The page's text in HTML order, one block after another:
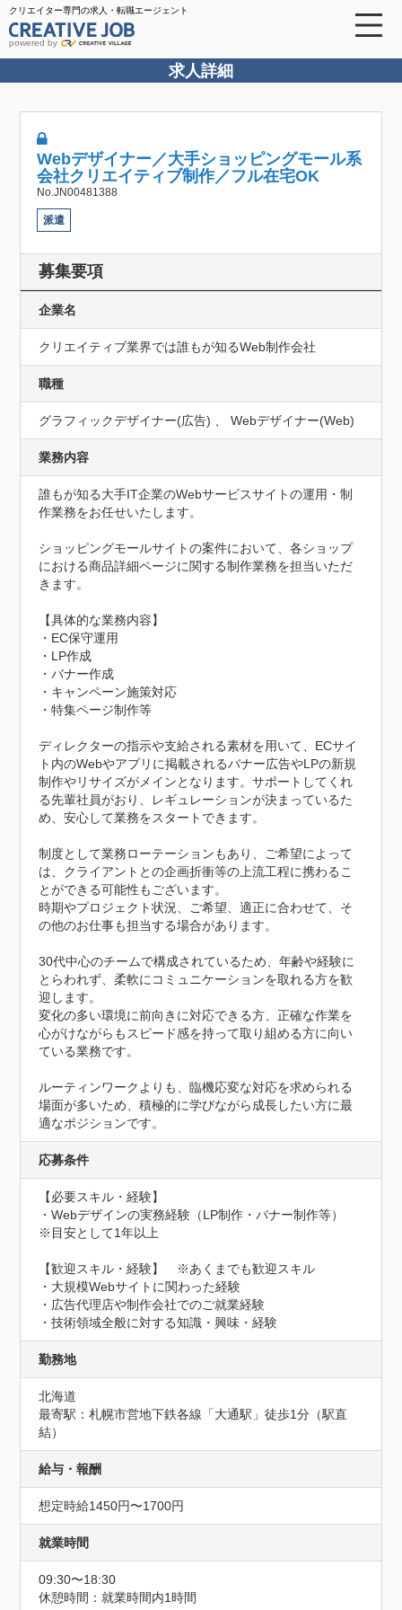
クリエイター専門の求人・転職エージェント
powered by
求人詳細
Webデザイナー／大手ショッピングモール系
会社クリエイティブ制作／フル在宅OK
No.JN00481388
派遣
募集要項
企業名
クリエイティブ業界では誰もが知るWeb制作会社
職種
グラフィックデザイナー(広告) 、 Webデザイナー(Web)
業務内容
誰もが知る大手IT企業のWebサービスサイトの運用・制
作業務をお任せいたします。
ショッピングモールサイトの案件において、各ショップ
における商品詳細ページに関する制作業務を担当いただ
きます。
【具体的な業務内容】
・EC保守運用
・LP作成
・バナー作成
・キャンペーン施策対応
・特集ページ制作等
ディレクターの指示や支給される素材を用いて、ECサイ
ト内のWebやアプリに掲載されるバナー広告やLPの新規
制作やリサイズがメインとなります。サポートしてくれ
る先輩社員がおり、レギュレーションが決まっているた
め、安心して業務をスタートできます。
制度として業務ローテーションもあり、ご希望によって
は、クライアントとの企画折衝等の上流工程に携わるこ
とができる可能性もございます。
時期やプロジェクト状況、ご希望、適正に合わせて、そ
の他のお仕事も担当する場合があります。
30代中心のチームで構成されているため、年齢や経験に
とらわれず、柔軟にコミュニケーションを取れる方を歓
迎します。
変化の多い環境に前向きに対応できる方、正確な作業を
心がけながらもスピード感を持って取り組める方に向い
ている業務です。
ルーティンワークよりも、臨機応変な対応を求められる
場面が多いため、積極的に学びながら成長したい方に最
適なポジションです。
応募条件
【必要スキル・経験】
・Webデザインの実務経験（LP制作・バナー制作等）
※目安として1年以上
【歓迎スキル・経験】　※あくまでも歓迎スキル
・大規模Webサイトに関わった経験
・広告代理店や制作会社でのご就業経験
・技術領域全般に対する知識・興味・経験
勤務地
北海道
最寄駅：札幌市営地下鉄各線「大通駅」徒歩1分（駅直
結）
給与・報酬
想定時給1450円〜1700円
就業時間
09:30〜18:30
休憩時間：就業時間内1時間